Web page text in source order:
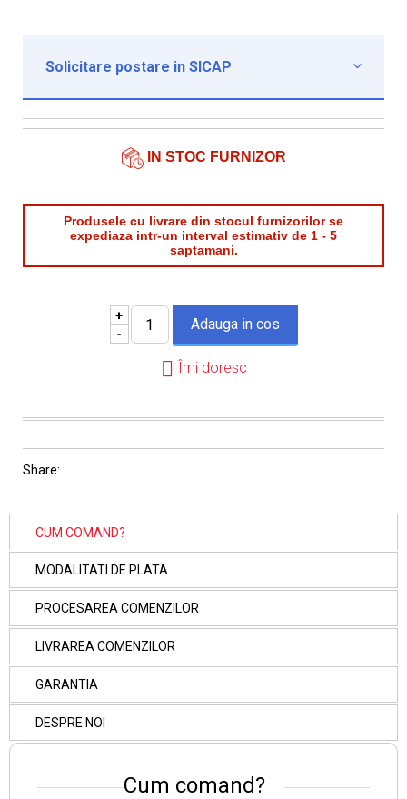
Solicitare postare in SICAP 
Institutie*
Nume contact*
Telefon*
Email*
IN STOC FURNIZOR
Produsele cu livrare din stocul furnizorilor se
expediaza intr-un interval estimativ de 1 - 5
saptamani.
+
-
Îmi doresc
Share:
CUM COMAND?
MODALITATI DE PLATA
PROCESAREA COMENZILOR
LIVRAREA COMENZILOR
GARANTIA
DESPRE NOI
Cum comand?